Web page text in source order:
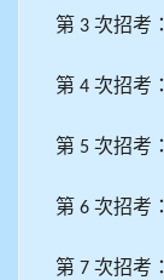
第 3 次招考：
第 4 次招考：
第 5 次招考：
第 6 次招考：
第 7 次招考：